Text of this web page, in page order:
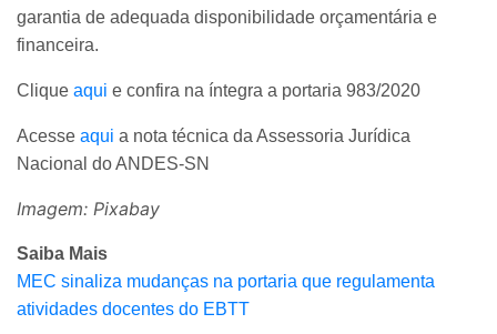
garantia de adequada disponibilidade orçamentária e
financeira.
Clique aqui e confira na íntegra a portaria 983/2020
Acesse aqui a nota técnica da Assessoria Jurídica
Nacional do ANDES-SN
Imagem: Pixabay
Saiba Mais
MEC sinaliza mudanças na portaria que regulamenta
atividades docentes do EBTT